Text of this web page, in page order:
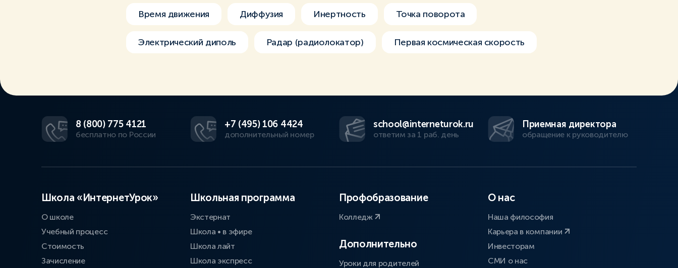
Время движения Диффузия Инертность Точка поворота
Электрический диполь Радар (радиолокатор) Первая космическая скорость
8 (800) 775 4121
бесплатно по России
+7 (495) 106 4424
дополнительный номер
school@interneturok.ru
ответим за 1 раб. день
Приемная директора
обращение к руководителю
Школа «ИнтернетУрок»
О школе
Учебный процесс
Стоимость
Зачисление
Школьная программа
Экстернат
Школа • в эфире
Школа лайт
Школа экспресс
Профобразование
Колледж
Дополнительно
Уроки для родителей
О нас
Наша философия
Карьера в компании
Инвесторам
СМИ о нас